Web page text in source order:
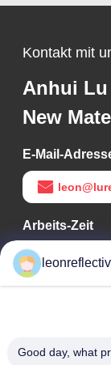
Kontakt mit
Anhui Lu
New
E-Mail-
Arbeits-Zeit
9:00-18:00
Unsere
Adresse des
Technologiepark
Good day, what